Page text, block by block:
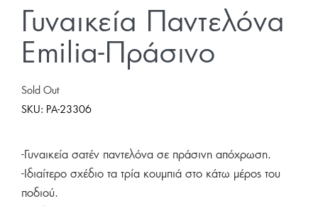
Γυναικεία Παντελόνα
Emilia-Πράσινο
Sold Out
SKU: PA-23306
-Γυναικεία σατέν παντελόνα σε πράσινη απόχρωση.
-Ιδιαίτερο σχέδιο τα τρία κουμπιά στο κάτω μέρος του
ποδιού.